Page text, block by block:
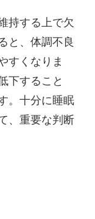
持する上で欠
と、体調不良
すくなりま
下すること
。十分に睡眠
、重要な判断